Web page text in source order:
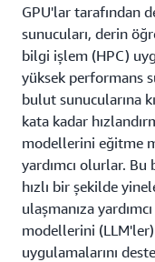
GPU'lar tarafından
sunucuları, derin
bilgi işlem (HPC)
yüksek performans
bulut sunucularına
kata kadar
modellerini eğitme
yardımcı olurlar.
hızlı bir şekilde
ulaşmanıza
modellerini
uygulamalarını